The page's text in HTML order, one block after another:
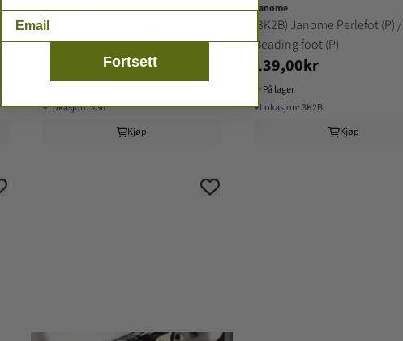
Janome
(3G6) Janome Toppsømsfot N
1200D/Elna 845
139,00kr
⌖Lokasjon:3G6
Kjøp
Janome
(3K2B) Janome Perlefot (P) /
Beading foot (P)
139,00kr
På lager
⌖Lokasjon: 3K2B
Kjøp
Fortsett